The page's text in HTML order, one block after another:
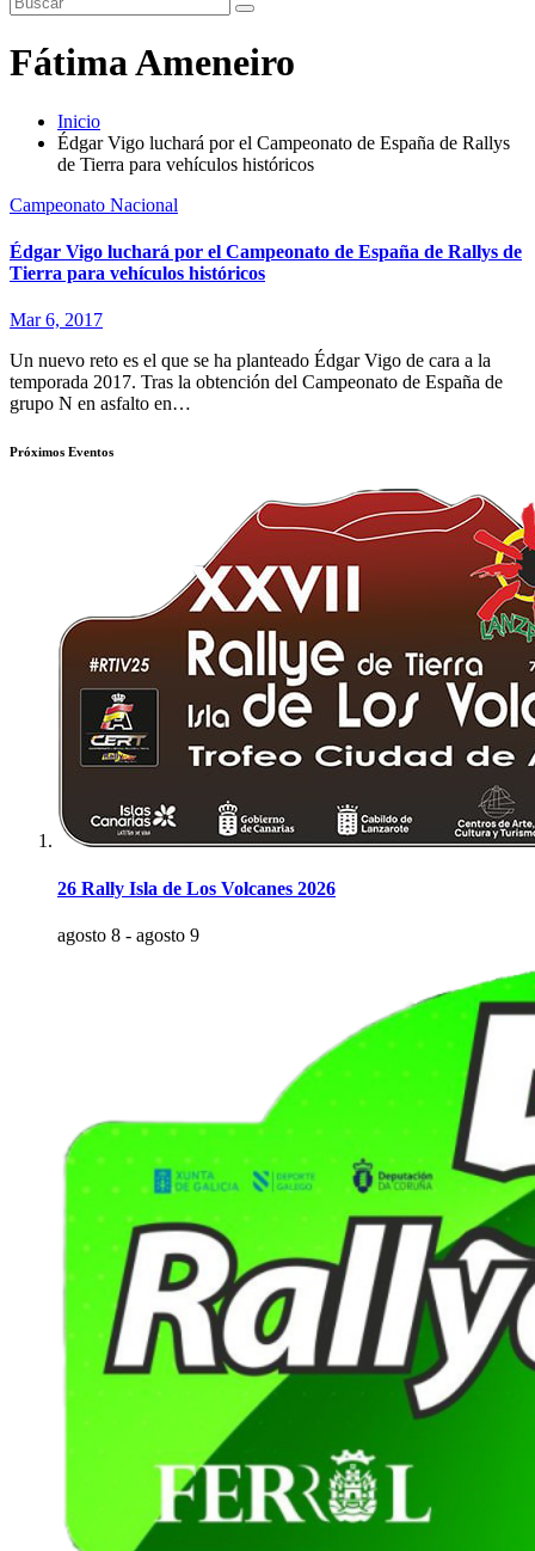
Fátima Ameneiro
Inicio
Édgar Vigo luchará por el Campeonato de España de Rallys
de Tierra para vehículos históricos
Campeonato Nacional
Édgar Vigo luchará por el Campeonato de España de Rallys de
Tierra para vehículos históricos
Mar 6, 2017
Un nuevo reto es el que se ha planteado Édgar Vigo de cara a la
temporada 2017. Tras la obtención del Campeonato de España de
grupo N en asfalto en…
Próximos Eventos
26 Rally Isla de Los Volcanes 2026
agosto 8 - agosto 9